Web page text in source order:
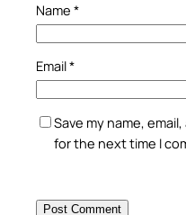
Name *
Email*
Save my name,
for the next time I